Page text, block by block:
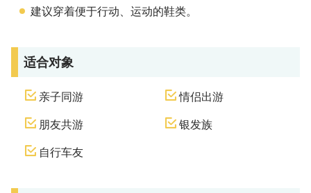
建议穿着便于行动、运动的鞋类。
适合对象
亲子同游
情侣出游
朋友共游
银发族
自行车友